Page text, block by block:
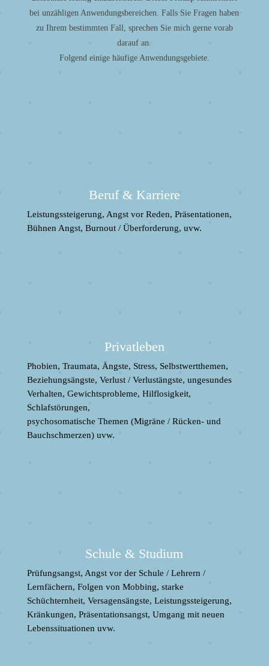
bei unzähligen Anwendungsbereichen. Falls Sie Fragen haben
zu Ihrem bestimmten Fall, sprechen Sie mich gerne vorab
darauf an.
Folgend einige häufige Anwendungsgebiete.
Beruf & Karriere
Leistungssteigerung, Angst vor Reden, Präsentationen,
Bühnen Angst, Burnout / Überforderung, uvw.
Privatleben
Phobien, Traumata, Ängste, Stress, Selbstwertthemen,
Beziehungsängste, Verlust / Verlustängste, ungesundes
Verhalten, Gewichtsprobleme, Hilflosigkeit,
Schlafstörungen,
psychosomatische Themen (Migräne / Rücken- und
Bauchschmerzen) uvw.
Schule & Studium
Prüfungsangst, Angst vor der Schule / Lehrern /
Lernfächern, Folgen von Mobbing, starke
Schüchternheit, Versagensängste, Leistungssteigerung,
Kränkungen, Präsentationsangst, Umgang mit neuen
Lebenssituationen uvw.